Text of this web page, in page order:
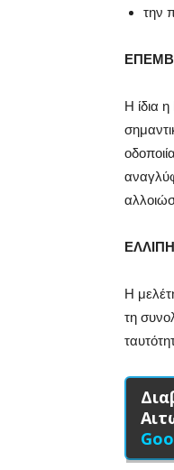
την
Η ίδια
Η
τη